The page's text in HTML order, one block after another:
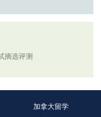
摘选评测
加拿大留学